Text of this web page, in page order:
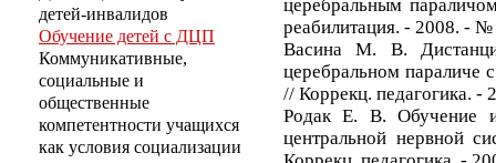
детей-инвалидов
Обучение детей с ДЦП
Коммуникативные,
социальные и
общественные
компетентности учащихся
как условия социализации
церебральным
реабилитация. - 2008. -
Васина М. В.
церебральном
// Коррекц. педагогика.
Родак Е. В. Обучение и
центральной нервной